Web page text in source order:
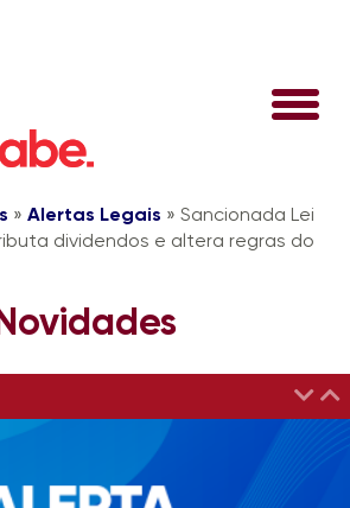
» Alertas Legais » Sancionada Lei
dividendos e altera regras do